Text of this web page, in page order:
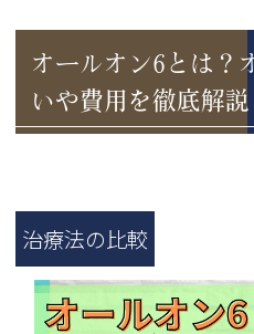
オールオン6とは？
いや費用を徹底解説
治療法の比較